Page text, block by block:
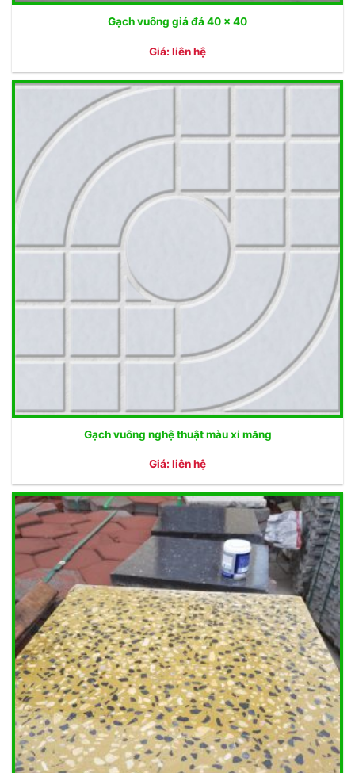
Gạch vuông giả đá 40 x 40
Giá: liên hệ
Gạch vuông nghệ thuật màu xi măng
Giá: liên hệ